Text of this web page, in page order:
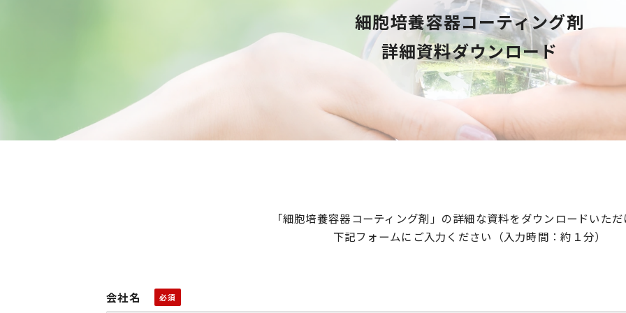
細胞培養容器コーティング剤
詳細資料ダウンロード
「細胞培養容器コーティング剤」の詳細な資料をダウンロードいた
下記フォームにご入力ください（入力時間：約１分）
会社名